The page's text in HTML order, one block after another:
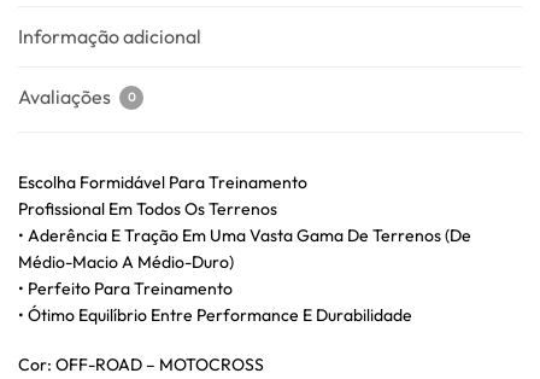
Informação adicional
Avaliações 0
Escolha Formidável Para Treinamento
Profissional Em Todos Os Terrenos
• Aderência E Tração Em Uma Vasta Gama De Terrenos (De
Médio-Macio A Médio-Duro)
• Perfeito Para Treinamento
• Ótimo Equilíbrio Entre Performance E Durabilidade
Cor: OFF-ROAD – MOTOCROSS